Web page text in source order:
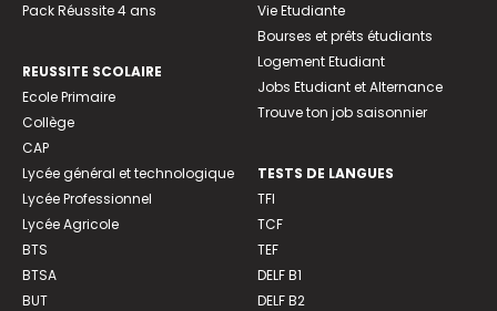
Pack Réussite 4 ans
REUSSITE SCOLAIRE
Ecole Primaire
Collège
CAP
Lycée général et technologique
Lycée Professionnel
Lycée Agricole
BTS
BTSA
BUT
Vie Etudiante
Bourses et prêts étudiants
Logement Etudiant
Jobs Etudiant et Alternance
Trouve ton job saisonnier
TESTS DE LANGUES
TFI
TCF
TEF
DELF B1
DELF B2